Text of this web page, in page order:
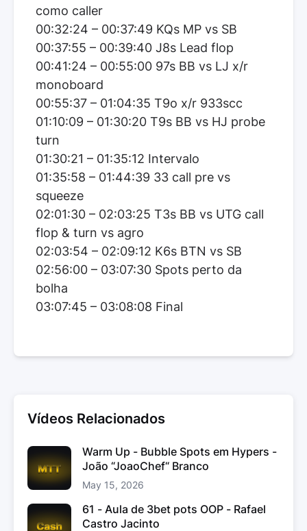
como caller
00:32:24 – 00:37:49 KQs MP vs SB
00:37:55 – 00:39:40 J8s Lead flop
00:41:24 – 00:55:00 97s BB vs LJ x/r
monoboard
00:55:37 – 01:04:35 T9o x/r 933scc
01:10:09 – 01:30:20 T9s BB vs HJ probe
turn
01:30:21 – 01:35:12 Intervalo
01:35:58 – 01:44:39 33 call pre vs
squeeze
02:01:30 – 02:03:25 T3s BB vs UTG call
flop & turn vs agro
02:03:54 – 02:09:12 K6s BTN vs SB
02:56:00 – 03:07:30 Spots perto da
bolha
03:07:45 – 03:08:08 Final
Vídeos Relacionados
Warm Up - Bubble Spots em Hypers -
João “JoaoChef“ Branco
May 15, 2026
61 - Aula de 3bet pots OOP - Rafael
Castro Jacinto